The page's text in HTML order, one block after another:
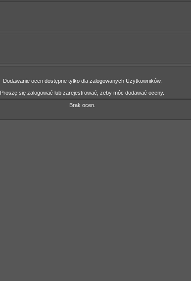
Dodawanie ocen dostępne tylko dla zalogowanych Użytkowników.
Proszę się zalogować lub zarejestrować, żeby móc dodawać oceny.
Brak ocen.